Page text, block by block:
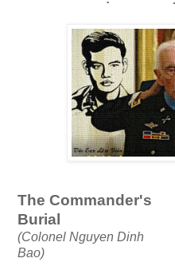
The Commander's
Burial
(Colonel Nguyen Dinh
Bao)